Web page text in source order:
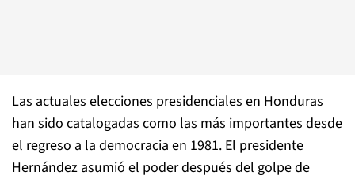
Las actuales elecciones presidenciales en Honduras
han sido catalogadas como las más importantes desde
el regreso a la democracia en 1981. El presidente
Hernández asumió el poder después del golpe de